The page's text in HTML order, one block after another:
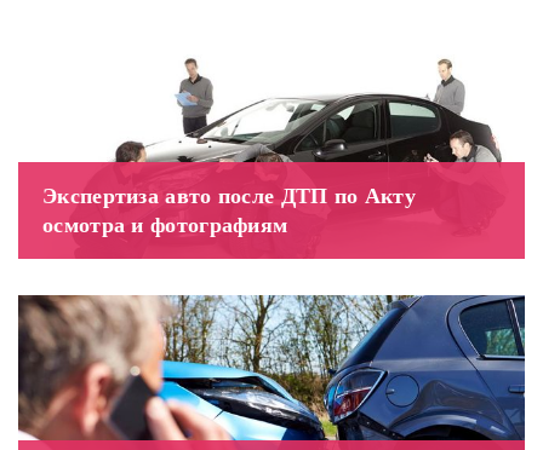
Экспертиза авто после ДТП по Акту
осмотра и фотографиям